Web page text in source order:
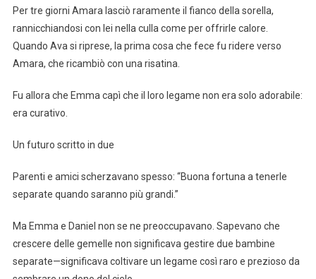
Per tre giorni Amara lasciò raramente il fianco della sorella,
rannicchiandosi con lei nella culla come per offrirle calore.
Quando Ava si riprese, la prima cosa che fece fu ridere verso
Amara, che ricambiò con una risatina.
Fu allora che Emma capì che il loro legame non era solo adorabile:
era curativo.
Un futuro scritto in due
Parenti e amici scherzavano spesso: “Buona fortuna a tenerle
separate quando saranno più grandi.”
Ma Emma e Daniel non se ne preoccupavano. Sapevano che
crescere delle gemelle non significava gestire due bambine
separate—significava coltivare un legame così raro e prezioso da